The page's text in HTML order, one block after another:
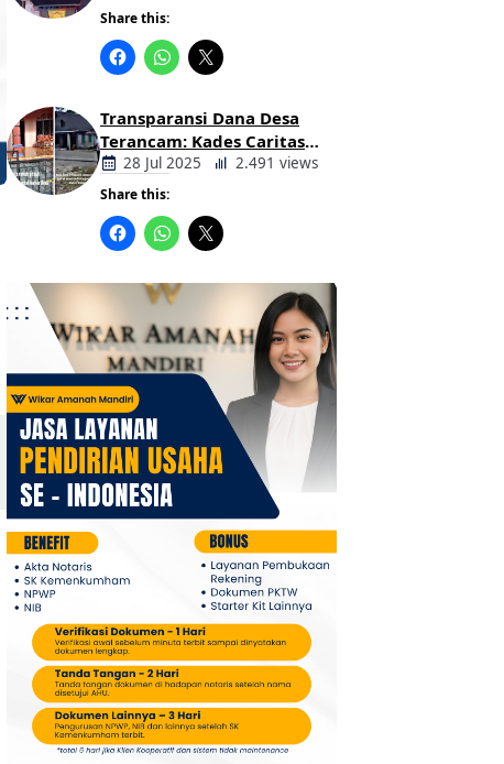
Share this:
Transparansi Dana Desa
Terancam: Kades Caritas
Sogawunasi Diduga
Gelapkan Bantuan untuk
Warga
28 Jul 2025 2.491 views
Share this: